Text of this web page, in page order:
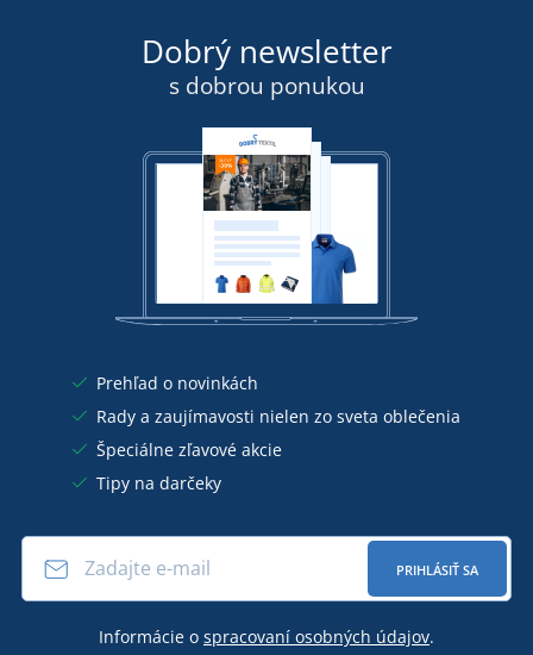
Dobrý newsletter
s dobrou ponukou
Prehľad o novinkách
Rady a zaujímavosti nielen zo sveta oblečenia
Špeciálne zľavové akcie
Tipy na darčeky
PRIHLÁSIŤ SA
Informácie o spracovaní osobných údajov.